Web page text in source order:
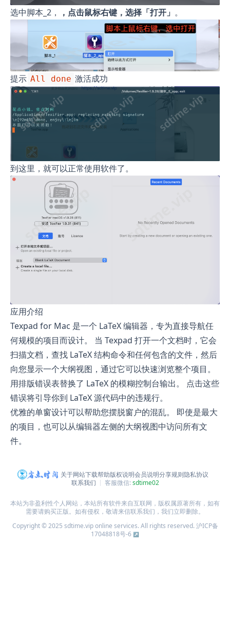
选中脚本_2， ，点击鼠标右键，选择「打开」 。
提示 All done 激活成功
到这里，就可以正常使用软件了。
应用介绍
Texpad for Mac 是一个 LaTeX 编辑器，专为直接导航任
何规模的项目而设计。 当 Texpad 打开一个文档时，它会
扫描文档，查找 LaTeX 结构命令和任何包含的文件，然后
向您显示一个大纲视图，通过它可以快速浏览整个项目。
用排版错误表替换了 LaTeX 的模糊控制台输出。 点击这些
错误将引导你到 LaTeX 源代码中的违规行。
优雅的单窗设计可以帮助您摆脱窗户的混乱。 即使是最大
的项目，也可以从编辑器左侧的大纲视图中访问所有文
件。
关于网站下载帮助版权说明会员说明分享规则隐私协议
联系我们
客服微信:sdtime02
本站为非盈利性个人网站，本站所有软件来自互联网，版权属原著所有，如有
需要请购买正版。如有侵权，敬请来信联系我们，我们立即删除。
Copyright © 2025 sdtime.vip online services. All rights reserved.沪ICP备
17048818号-6